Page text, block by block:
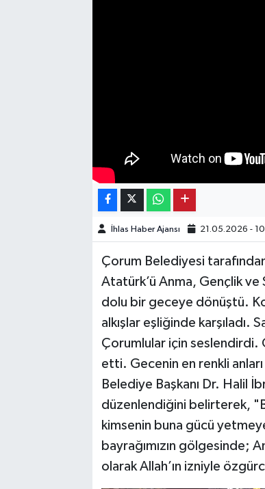
İhlas Haber Ajansı 21.05.2026 -
Çorum Belediyesi
Atatürk’ü Anma, Gençlik ve
dolu bir geceye dönüştü.
alkışlar eşliğinde karşıladı.
Çorumlular için seslendirdi.
etti. Gecenin en renkli anları
Belediye Başkanı Dr. Halil
düzenlendiğini belirterek,
kimsenin buna gücü
bayrağımızın gölgesinde;
olarak Allah’ın izniyle